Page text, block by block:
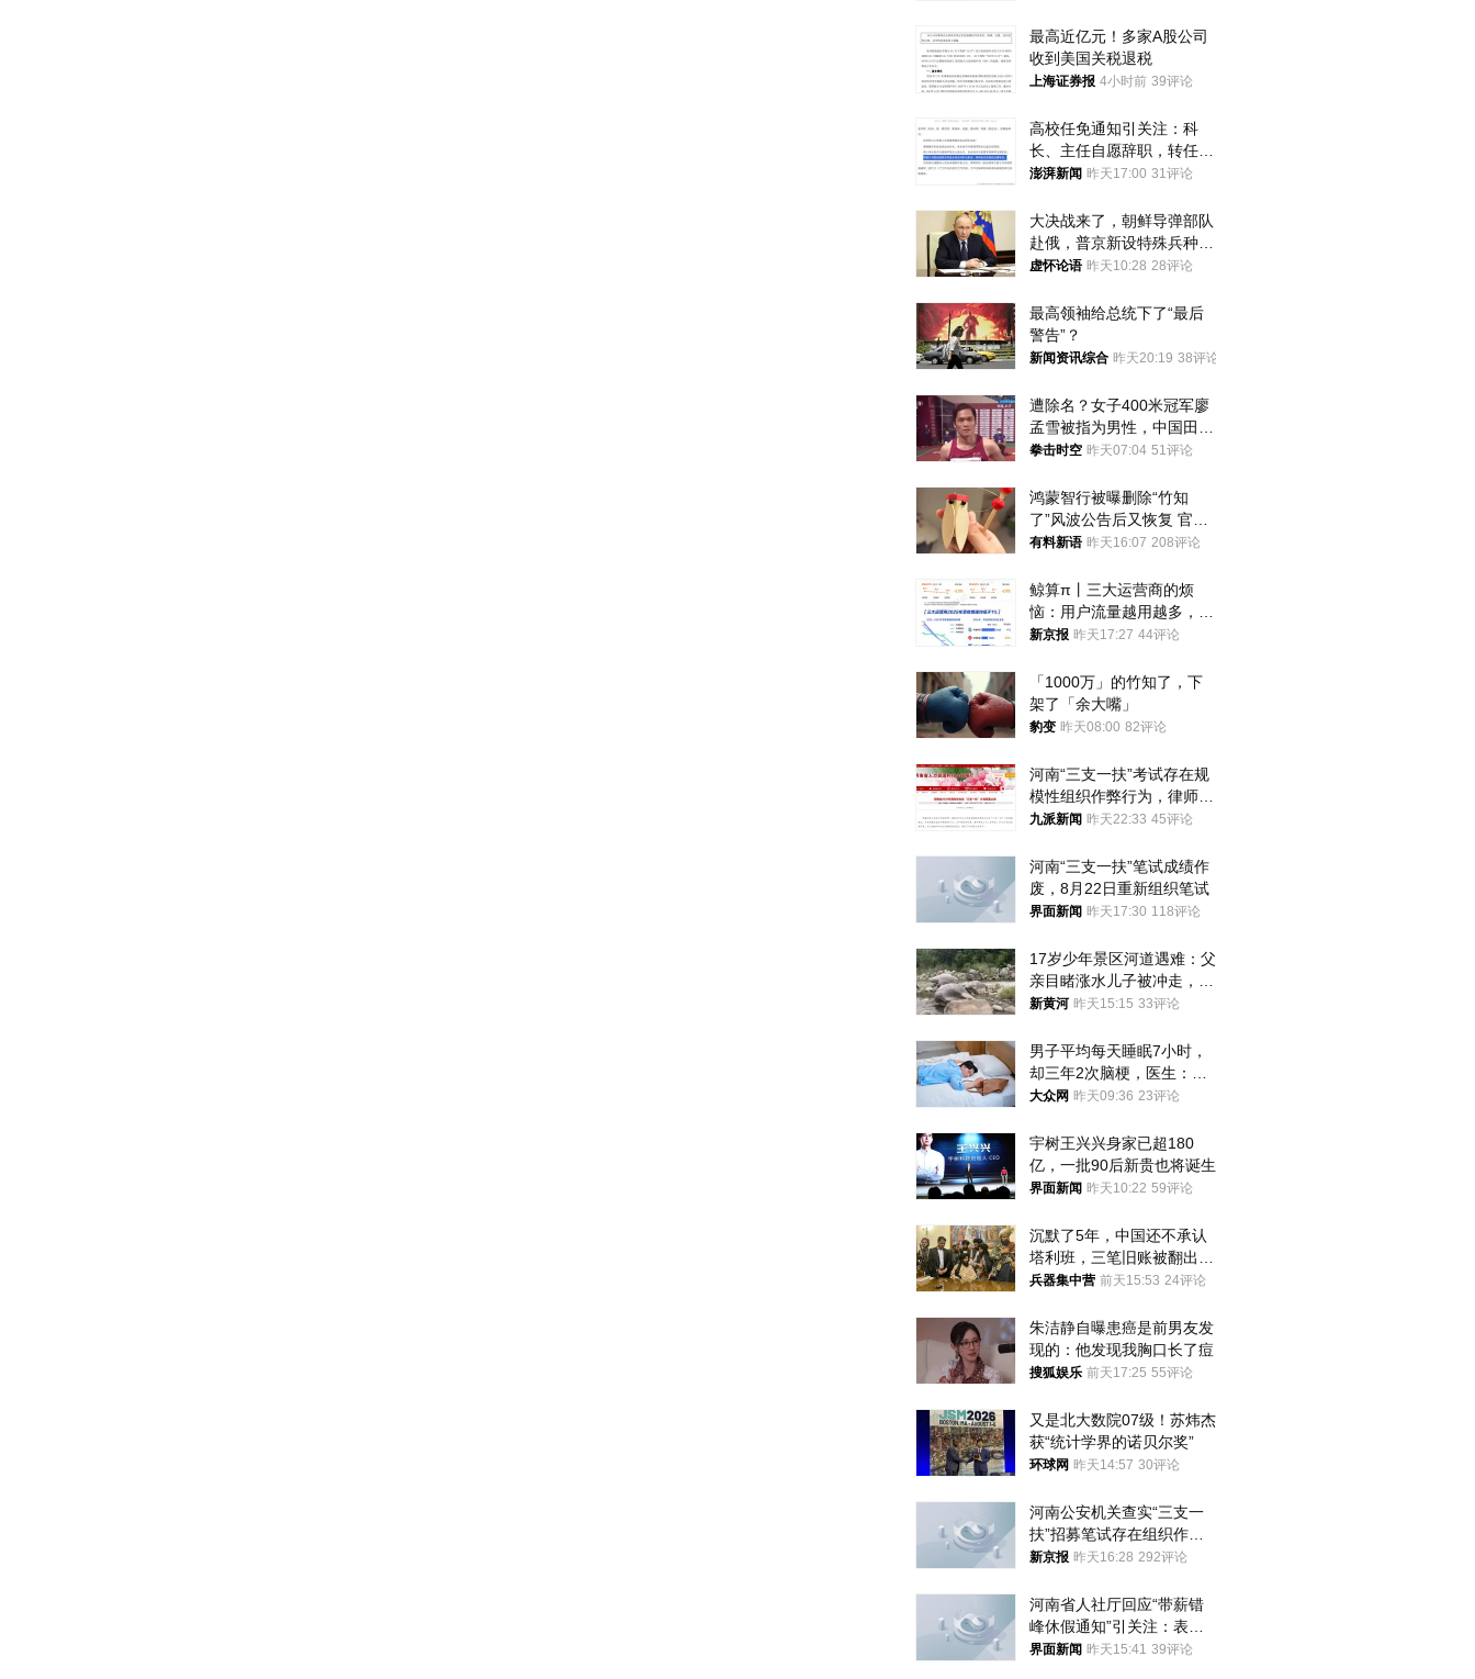
最高近亿元！多家A股公司
收到美国关税退税
上海证券报 4小时前 39评论
高校任免通知引关注：科
长、主任自愿辞职，转任思
政辅导员
澎湃新闻 昨天17:00 31评论
大决战来了，朝鲜导弹部队
赴俄，普京新设特殊兵种，
76岁老将扛旗
虚怀论语 昨天10:28 28评论
最高领袖给总统下了“最后
警告”？
新闻资讯综合 昨天20:19 38评论
遭除名？女子400米冠军廖
孟雪被指为男性，中国田协
默不作声
拳击时空 昨天07:04 51评论
鸿蒙智行被曝删除“竹知
了”风波公告后又恢复 官媒
曾力挺：劝华为要大度的，
有料新语 昨天16:07 208评论
鲸算π丨三大运营商的烦
恼：用户流量越用越多，收
入却越来越少
新京报 昨天17:27 44评论
「1000万」的竹知了，下
架了「余大嘴」
豹变 昨天08:00 82评论
河南“三支一扶”考试存在规
模性组织作弊行为，律师：
涉嫌非法获取国家秘密罪等
九派新闻 昨天22:33 45评论
河南“三支一扶”笔试成绩作
废，8月22日重新组织笔试
界面新闻 昨天17:30 118评论
17岁少年景区河道遇难：父
亲目睹涨水儿子被冲走，当
地排除上游泄洪，家属盼厘
新黄河 昨天15:15 33评论
男子平均每天睡眠7小时，
却三年2次脑梗，医生：这
样睡觉更伤身
大众网 昨天09:36 23评论
宇树王兴兴身家已超180
亿，一批90后新贵也将诞生
界面新闻 昨天10:22 59评论
沉默了5年，中国还不承认
塔利班，三笔旧账被翻出，
最大风险出现
兵器集中营 前天15:53 24评论
朱洁静自曝患癌是前男友发
现的：他发现我胸口长了痘
搜狐娱乐 前天17:25 55评论
又是北大数院07级！苏炜杰
获“统计学界的诺贝尔奖”
环球网 昨天14:57 30评论
河南公安机关查实“三支一
扶”招募笔试存在组织作弊
犯罪行为
新京报 昨天16:28 292评论
河南省人社厅回应“带薪错
峰休假通知”引关注：表述
不够准确，待修改后印发
界面新闻 昨天15:41 39评论